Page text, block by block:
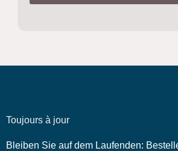
Toujours à jour
Bleiben Sie auf dem Laufenden: